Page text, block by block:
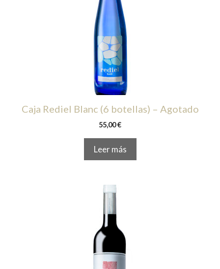
Caja Rediel Blanc (6 botellas) – Agotado
55,00€
Leer más